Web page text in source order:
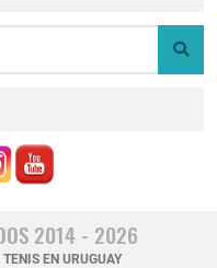
2014 - 2026
TENIS EN URUGUAY